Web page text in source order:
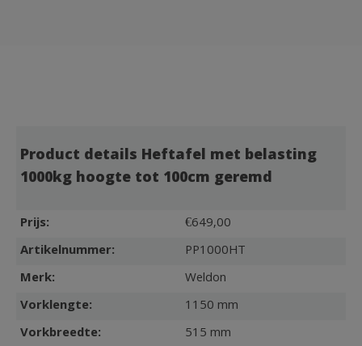
Product details Heftafel met belasting
1000kg hoogte tot 100cm geremd
Prijs:
€649,00
Artikelnummer:
PP1000HT
Merk:
Weldon
Vorklengte:
1150 mm
Vorkbreedte:
515 mm